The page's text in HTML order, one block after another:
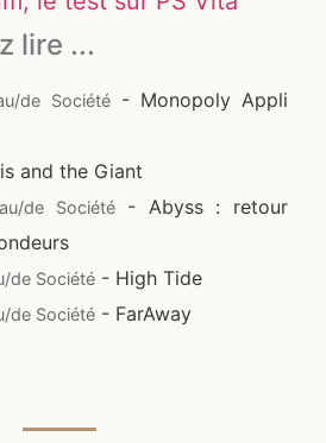
lire ...
de Société- Monopoly Appli
and the Giant
de Société- Abyss : retour
de Société - High Tide
de Société - FarAway